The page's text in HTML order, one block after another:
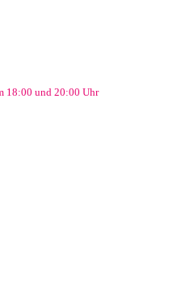
18:00 und 20:00 Uhr